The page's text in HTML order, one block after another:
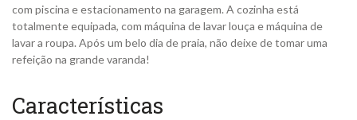
com piscina e estacionamento na garagem. A cozinha está
totalmente equipada, com máquina de lavar louça e máquina de
lavar a roupa. Após um belo dia de praia, não deixe de tomar uma
refeição na grande varanda!
Características